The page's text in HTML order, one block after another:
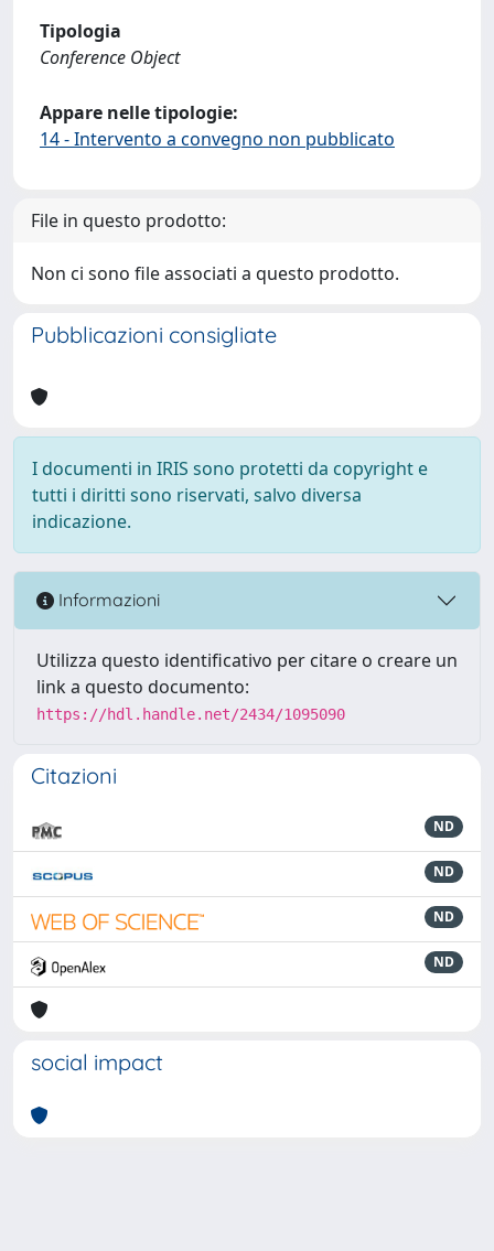
Tipologia
Conference Object
Appare nelle tipologie:
14 - Intervento a convegno non pubblicato
File in questo prodotto:
Non ci sono file associati a questo prodotto.
Pubblicazioni consigliate
I documenti in IRIS sono protetti da copyright e
tutti i diritti sono riservati, salvo diversa
indicazione.
Informazioni
Utilizza questo identificativo per citare o creare un
link a questo documento:
https://hdl.handle.net/2434/1095090
Citazioni
ND
ND
ND
ND
social impact